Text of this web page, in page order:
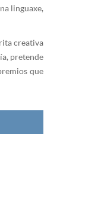
linguaxe,
creativa
pretende
que